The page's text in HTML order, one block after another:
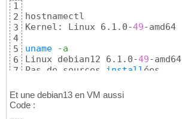
1
2
3
4
5
6
7
hostnamectl
Kernel: Linux 6.1.0-49-amd64
uname
-a
Linux debian12 6.1.0-49-amd64
Pas de sources install ées
Et une debian13 en VM aussi
Code :